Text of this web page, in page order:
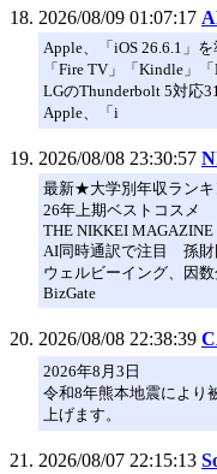
2026/08/09 01:07:17
Apple、「iOS 26.6.1」
「Fire TV」「Kindle」
LGのThunderbolt 5対応
Apple、「i
2026/08/08 23:30:57
最新★大学別年収ランキ
26年上期ベストコスメ
THE NIKKEI MAGAZINE
AI同時通訳で注目 孫財
ウェルビーイング、因
BizGate
2026/08/08 22:38:39
2026年8月3日
令和8年熊本地震により
上げます。
2026/08/07 22:15:13